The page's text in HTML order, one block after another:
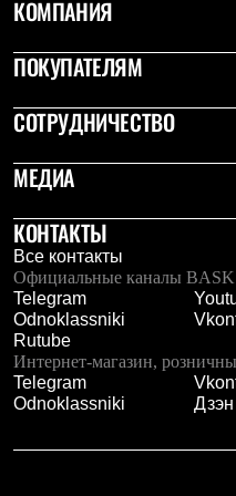
Брюки
Софтшелл одежда
Флисовая одежда
Брюки
Жилеты
Термобелье
Комплект термобелья
Снаряжение
Палатки и тенты
Палатки
Тенты
Аксессуары для палаток
Рюкзаки
Экспедиционные
Легкоходные
Альпинистские
Городские
Спальные мешки
КОМПАНИЯ
ПОКУПАТЕЛЯМ
СОТРУДНИЧЕСТВО
МЕДИА
КОНТАКТЫ
Все контакты
Официальные каналы BASK
Telegram
Odnoklassniki
Rutube
Интернет-магазин,
Telegram
Odnoklassniki
Дзэн